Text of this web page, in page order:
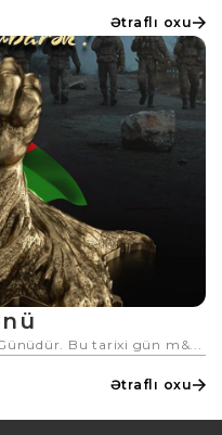
Ətraflı oxu
Bu tarixi gün m&...
Ətraflı oxu